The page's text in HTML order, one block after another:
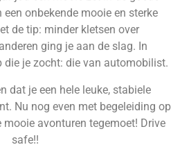
onbekende mooie en sterke
de tip: minder kletsen over
ging je aan de slag. In
die je zocht: die van automobilist.
dat je een hele leuke, stabiele
Nu nog even met begeleiding op
mooie avonturen tegemoet! Drive
safe!!